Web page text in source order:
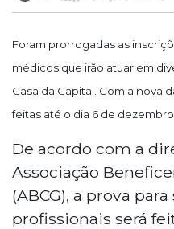
Foram prorrogadas as
médicos que irão atuar em
Casa da Capital. Com a nova
feitas até o dia 6 de dezembro.
De acordo com a
Associação
(ABCG), a prova
profissionais será